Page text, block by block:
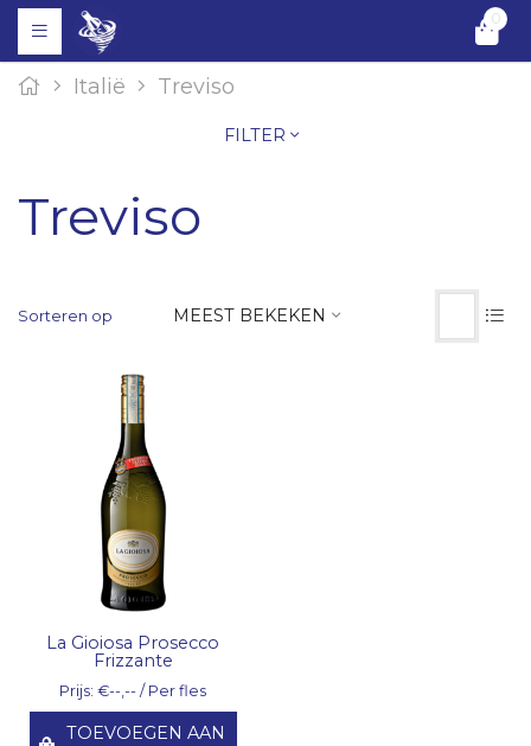
0
Italië Treviso
FILTER
Treviso
Sorteren op MEEST BEKEKEN
La Gioiosa Prosecco
Frizzante
Prijs: €--,-- / Per fles
TOEVOEGEN AAN